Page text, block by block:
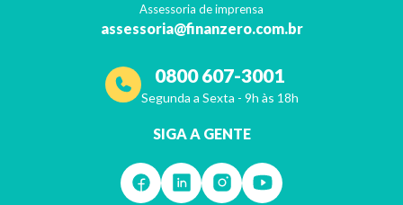
Assessoria de imprensa
assessoria@finanzero.com.br
0800 607-3001
Segunda a Sexta - 9h às 18h
SIGA A GENTE